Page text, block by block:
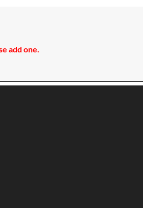
add one.